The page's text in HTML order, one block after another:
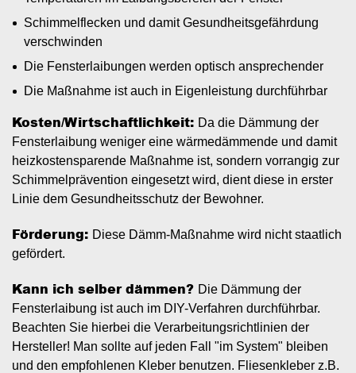
Schimmelflecken und damit Gesundheitsgefährdung
verschwinden
Die Fensterlaibungen werden optisch ansprechender
Die Maßnahme ist auch in Eigenleistung durchführbar
Kosten/Wirtschaftlichkeit: Da die Dämmung der
Fensterlaibung weniger eine wärmedämmende und damit
heizkostensparende Maßnahme ist, sondern vorrangig zur
Schimmelprävention eingesetzt wird, dient diese in erster
Linie dem Gesundheitsschutz der Bewohner.
Förderung: Diese Dämm-Maßnahme wird nicht staatlich
gefördert.
Kann ich selber dämmen? Die Dämmung der
Fensterlaibung ist auch im DIY-Verfahren durchführbar.
Beachten Sie hierbei die Verarbeitungsrichtlinien der
Hersteller! Man sollte auf jeden Fall "im System" bleiben
und den empfohlenen Kleber benutzen. Fliesenkleber z.B.